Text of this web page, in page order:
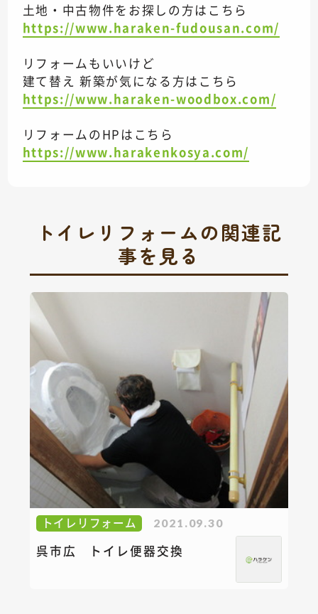
土地・中古物件をお探しの方はこちら
https://www.haraken-fudousan.com/
リフォームもいいけど
建て替え 新築が気になる方はこちら
https://www.haraken-woodbox.com/
リフォームのHPはこちら
https://www.harakenkosya.com/
トイレリフォームの関連記
事を見る
トイレリフォーム 2021.09.30
呉市広 トイレ便器交換